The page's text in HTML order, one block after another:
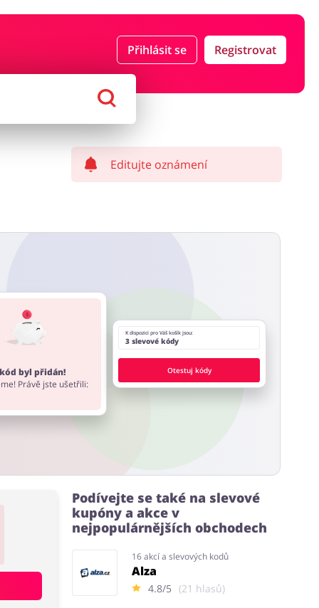
Přihlásit se Registrovat
Počítače foto a elektronika
Editujte oznámení
byl přidán!
Právě jste ušetřili:
K dispozici pro Váš košík jsou:
3 slevové kódy
Otestuj kódy
Podívejte se také na slevové
kupóny a akce v
nejpopulárnějších obchodech
16 akcí a slevových kodů
Alza
4.8/5 (21 hlasů)